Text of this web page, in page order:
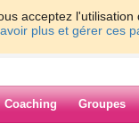
acceptez
plus et gérer ces
Coaching Groupes